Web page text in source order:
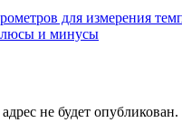
для измерения
и минусы
не будет опубликован.